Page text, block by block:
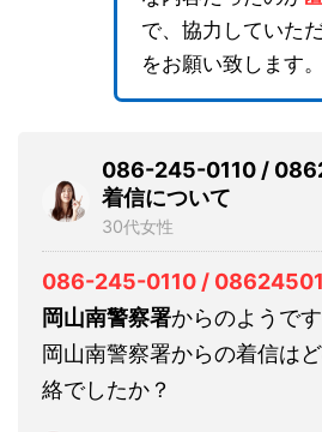
で、協力していた
をお願い致します。
086-245-0110 /
着信について
30代女性
086-245-0110 /
岡山南警察署からのようです
岡山南警察署からの着信は
絡でしたか？